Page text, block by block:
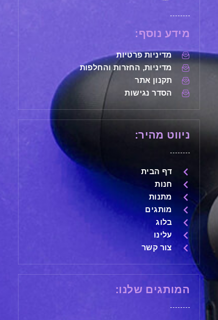
מידע נוסף:
מדיניות פרטיות
מדיניות, החזרות והחלפות
תקנון אתר
הסדר נגישות
ניווט מהיר:
דף הבית
חנות
מתנות
מותגים
בלוג
עלינו
צור קשר
המותגים שלנו: